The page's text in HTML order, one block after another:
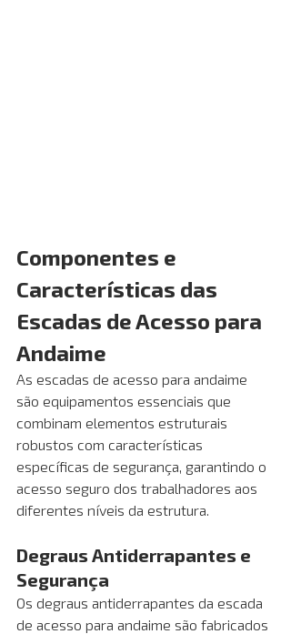
Componentes e
Características das
Escadas de Acesso para
Andaime
As escadas de acesso para andaime
são equipamentos essenciais que
combinam elementos estruturais
robustos com características
específicas de segurança, garantindo o
acesso seguro dos trabalhadores aos
diferentes níveis da estrutura.
Degraus Antiderrapantes e
Segurança
Os degraus antiderrapantes da escada
de acesso para andaime são fabricados